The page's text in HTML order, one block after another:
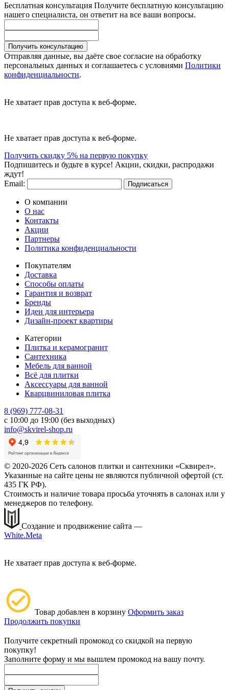
Бесплатная консультация Получите бесплатную консультацию
нашего специалиста, он ответит на все ваши вопросы.
Получить консультацию
Отправляя данные, вы даёте свое согласие на обработку
персональных данных и соглашаетесь с условиями Политики
конфиденциальности.
Не хватает прав доступа к веб-форме.
Не хватает прав доступа к веб-форме.
Получить скидку 5% на первую покупку
Подпишитесь и будьте в курсе! Акции, скидки, распродажи
ждут!
Email:
Подписаться
О компании
О нас
Контакты
Акции
Партнеры
Политика конфиденциальности
Покупателям
Доставка
Способы оплаты
Гарантия и возврат
Бренды
Идеи для интерьера
Дизайн-проект квартиры
Категории
Плитка и керамогранит
Сантехника
Мебель для ванной
Всё для плитки
Аксессуары для ванной
Кварцвиниловая плитка
8 (969) 777-08-31
с 10:00 до 19:00 (без выходных)
info@skvirel-shop.ru
© 2020-2026 Сеть салонов плитки и сантехники «Сквирел».
Указанные на сайте цены не являются публичной офертой (ст.
435 ГК РФ).
Стоимость и наличие товара просьба уточнять в салонах или у
менеджеров по телефону.
Создание и продвижение сайта —
White.Meta
Не хватает прав доступа к веб-форме.
Товар добавлен в корзину Оформить заказ
Продолжить покупки
Получите секретный промокод со скидкой на первую
покупку!
Заполните форму и мы вышлем промокод на вашу почту.